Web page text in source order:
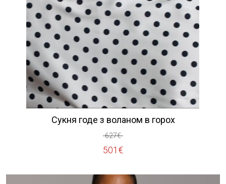
Сукня годе з воланом в горох
627€
Оригінальна
627€.
501 €
Поточна
501€.